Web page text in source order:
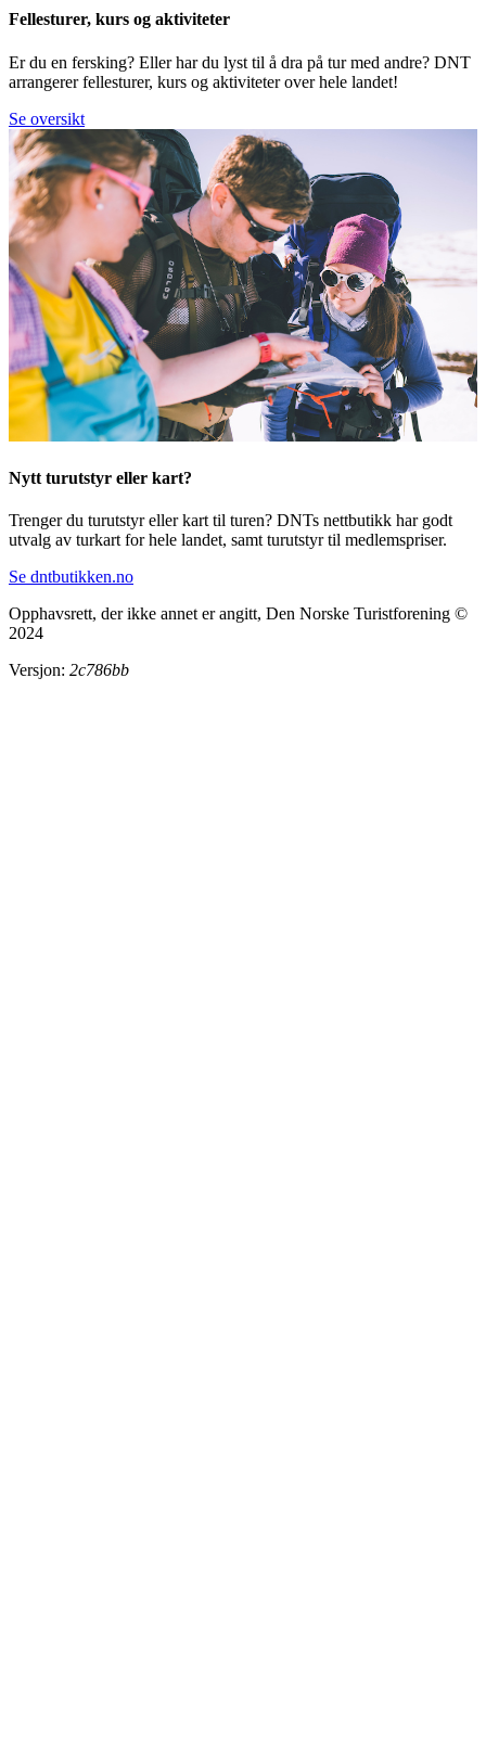
Fellesturer, kurs og aktiviteter
Er du en fersking? Eller har du lyst til å dra på tur med andre? DNT
arrangerer fellesturer, kurs og aktiviteter over hele landet!
Se oversikt
Nytt turutstyr eller kart?
Trenger du turutstyr eller kart til turen? DNTs nettbutikk har godt
utvalg av turkart for hele landet, samt turutstyr til medlemspriser.
Se dntbutikken.no
Opphavsrett, der ikke annet er angitt, Den Norske Turistforening ©
2024
Versjon: 2c786bb